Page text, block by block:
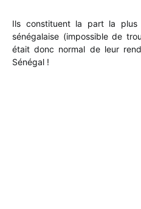
Ils constituent la part la plus
sénégalaise (impossible de
était donc normal de leur
Sénégal !